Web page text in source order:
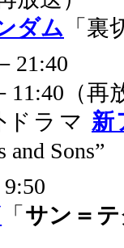
ダム 「
21:40
11:40（再
ラマ 新
and Sons”
「 サン＝